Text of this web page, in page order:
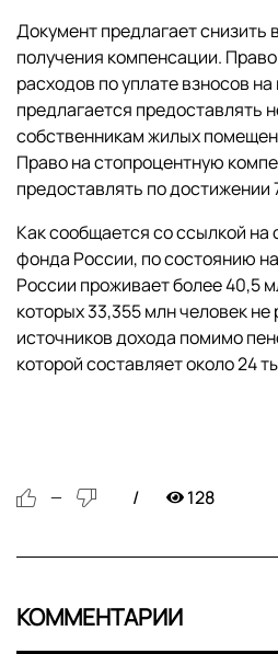
Документ предлагает снизить
получения компенсации.
расходов по уплате взносов
предлагается предоставлять
собственникам жилых
Право на стопроцентную
предоставлять по достижении
Как сообщается со ссылкой
фонда России, по состоянию
России проживает более 40,5
которых 33,355 млн человек
источников дохода помимо
которой составляет около 24
— 128
КОММЕНТАРИИ